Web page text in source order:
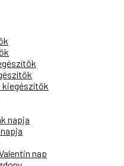
kiegészítők
napja
nap